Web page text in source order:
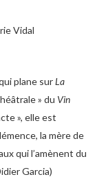
Vidal
plane surLa
» du Vin
», elle est
la mère de
qui l’amènent du
Garcia)